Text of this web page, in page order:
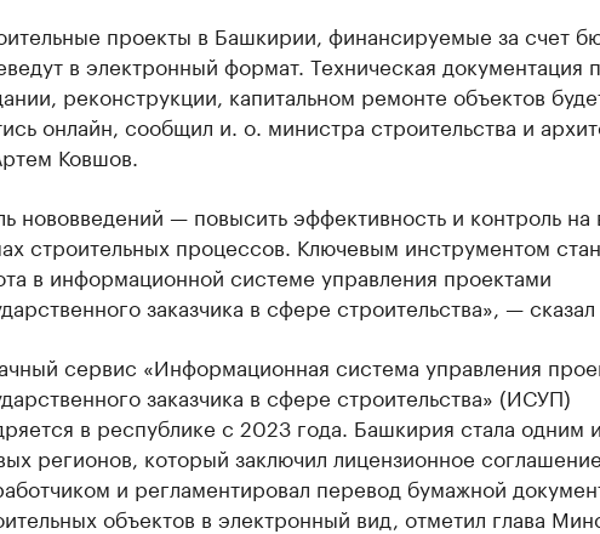
проекты в Башкирии, финансируемые за счет
в электронный формат. Техническая документация
реконструкции, капитальном ремонте объектов
онлайн, сообщил и. о. министра строительства и
Ковшов.
нововведений — повысить эффективность и контроль на
строительных процессов. Ключевым инструментом
в информационной системе управления проектами
заказчика в сфере строительства», —
сервис «Информационная система управления
заказчика в сфере строительства» (ИСУП)
в республике с 2023 года. Башкирия стала одним
регионов, который заключил лицензионное
и регламентировал перевод бумажной
объектов в электронный вид, отметил глава